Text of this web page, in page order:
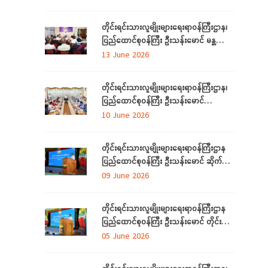
တိုင်းရင်းသားလူမျိုးများရေးရာဝန်ကြီးဌာန၊
ပြည်ထောင်စုဝန်ကြီး ဦးသန်းမောင် မန္တလေး
တိုင်းဒေသကြီးအတွင်းရှိ တိုင်းရင်းသားစာပေ
ဆွေးနွေး
13 June 2026
တိုင်းရင်းသားလူမျိုးများရေးရာဝန်ကြီးဌာန၊
ပြည်ထောင်စုဝန်ကြီး ဦးသန်းမောင်
ပြည်ထောင်စုနယ်မြေ နေပြည်တော်အတွင်းရှိ
အသင်းအဖွဲ့များနှင့် တွေ့ဆုံဆွေးနွေး
10 June 2026
တိုင်းရင်းသားလူမျိုးများရေးရာဝန်ကြီးဌာန
ပြည်ထောင်စုဝန်ကြီး ဦးသန်းမောင် ဆိုက်ဘာ
လုံခြုံရေး (Cyber Security) ဆိုင်ရာ
ရောက်
09 June 2026
တိုင်းရင်းသားလူမျိုးများရေးရာဝန်ကြီးဌာန
ပြည်ထောင်စုဝန်ကြီး ဦးသန်းမောင် တိုင်း
ဒေသကြီးနှင့် ပြည်နယ်များမှ
တိုင်းရင်းသားစာပေနှင့် ယဉ်ကျေးမှု
05 June 2026